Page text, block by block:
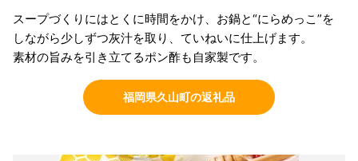
スープづくりにはとくに時間をかけ、お鍋と“にらめっこ”を
しながら少しずつ灰汁を取り、ていねいに仕上げます。
素材の旨みを引き立てるポン酢も自家製です。
福岡県久山町の返礼品